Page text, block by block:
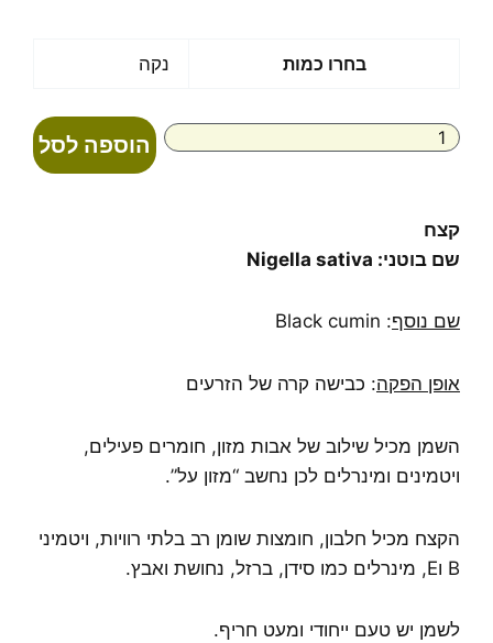
עד בחרו כמות נקה
קצח
טהור
cumin
הוספה לסל
קצח
שם בוטני: Nigella sativa
שם נוסף: Black cumin
אופן הפקה: כבישה קרה של הזרעים
השמן מכיל שילוב של אבות מזון, חומרים פעילים,
ויטמינים ומינרלים לכן נחשב “מזון על”.
הקצח מכיל חלבון, חומצות שומן רב בלתי רוויות, ויטמיני
B וE, מינרלים כמו סידן, ברזל, נחושת ואבץ.
לשמן יש טעם ייחודי ומעט חריף.